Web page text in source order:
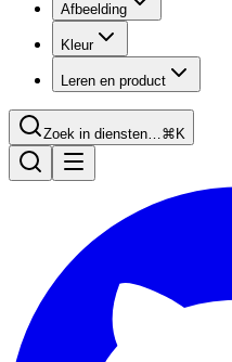
Afbeelding
Kleur
Leren en product
Zoek in diensten…⌘K